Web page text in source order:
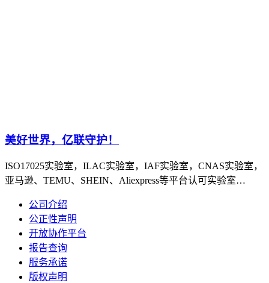
美好世界，亿联守护！
ISO17025实验室，ILAC实验室，IAF实验室，CNAS实验室，
亚马逊、TEMU、SHEIN、Aliexpress等平台认可实验室…
公司介绍
公正性声明
开放协作平台
报告查询
服务承诺
版权声明